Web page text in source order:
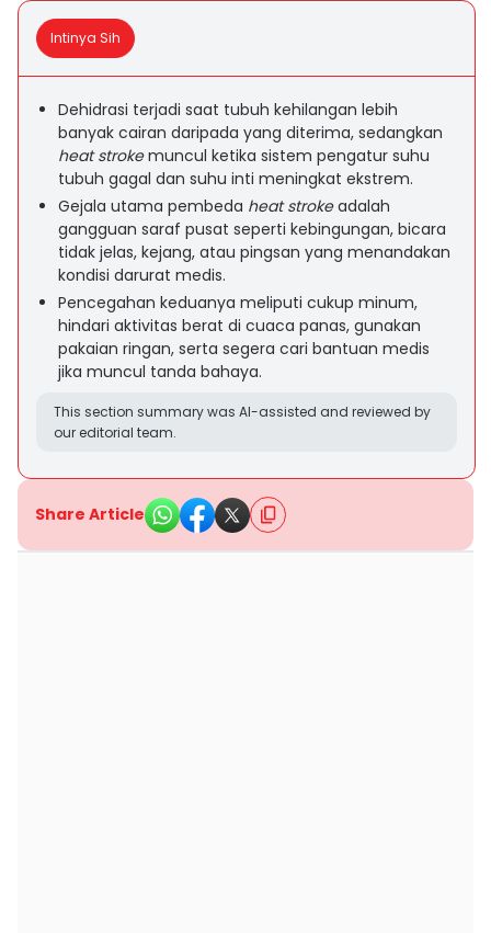
Intinya Sih
Dehidrasi terjadi saat tubuh kehilangan lebih
banyak cairan daripada yang diterima, sedangkan
heat strokemuncul ketika sistem pengatur suhu
tubuh gagal dan suhu inti meningkat ekstrem.
Gejala utama pembeda heat strokeadalah
gangguan saraf pusat seperti kebingungan, bicara
tidak jelas, kejang, atau pingsan yang menandakan
kondisi darurat medis.
Pencegahan keduanya meliputi cukup minum,
hindari aktivitas berat di cuaca panas, gunakan
pakaian ringan, serta segera cari bantuan medis
jika muncul tanda bahaya.
This section summary was AI-assisted and reviewed by
our editorial team.
Share Article